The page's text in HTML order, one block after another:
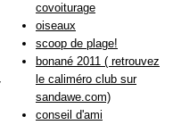
covoiturage
oiseaux
scoop de plage!
bonané 2011 ( retrouvez
le caliméro club sur
sandawe.com)
conseil d'ami